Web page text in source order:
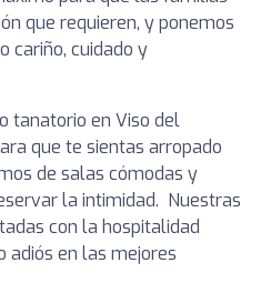
que requieren, y ponemos
cariño, cuidado y
tanatorio en Viso del
que te sientas arropado
de salas cómodas y
la intimidad. Nuestras
con la hospitalidad
adiós en las mejores